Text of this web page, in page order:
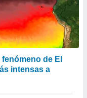
de El
intensas a